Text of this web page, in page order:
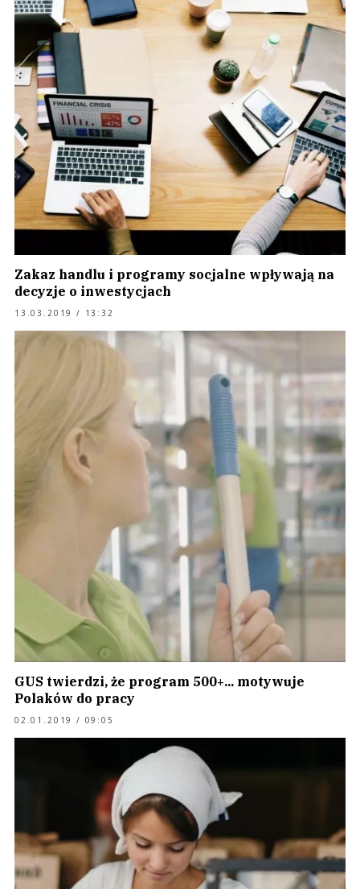
Zakaz handlu i programy socjalne wpływają na
decyzje o inwestycjach
13.03.2019 / 13:32
GUS twierdzi, że program 500+... motywuje
Polaków do pracy
02.01.2019 / 09:05